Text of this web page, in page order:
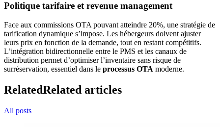
Politique tarifaire et revenue management
Face aux commissions OTA pouvant atteindre 20%, une stratégie de
tarification dynamique s’impose. Les hébergeurs doivent ajuster
leurs prix en fonction de la demande, tout en restant compétitifs.
L’intégration bidirectionnelle entre le PMS et les canaux de
distribution permet d’optimiser l’inventaire sans risque de
surréservation, essentiel dans le processus OTA moderne.
RelatedRelated articles
All posts